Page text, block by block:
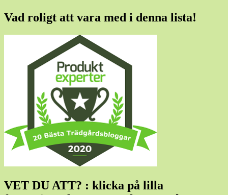
Vad roligt att vara med i denna lista!
VET DU ATT? : klicka på lilla